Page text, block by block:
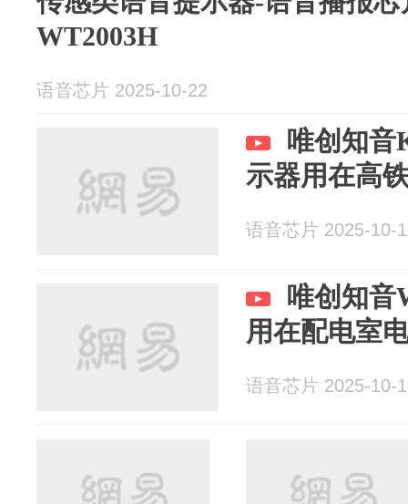
WT2003H
语音芯片 2025-10-22
唯创知音
示器用在高
语音芯片 2025-10-
唯创知音
用在配电室
语音芯片 2025-10-